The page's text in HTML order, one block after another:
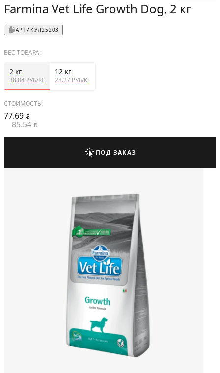
Farmina Vet Life Growth Dog, 2 кг
АРТИКУЛ25203
ВЕС ТОВАРА:
2 кг
38.84 РУБ/КГ
12 кг
28.27 РУБ/КГ
СТОИМОСТЬ:
77.69 BYN
85.54 BYN
ПОД ЗАКАЗ